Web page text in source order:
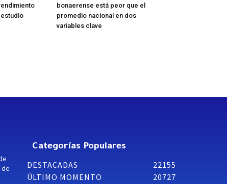
bonaerense está peor que el
promedio nacional en dos
variables clave
de
Categorías Populares
DESTACADAS
22155
ÚLTIMO MOMENTO
20727